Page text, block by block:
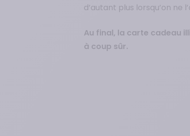
d’autant plus lorsqu’on ne
Au final, la carte cadeau
à coup sûr.